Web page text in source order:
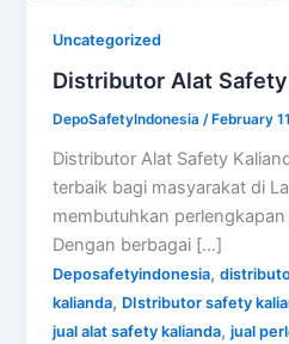
Uncategorized
Distributor Alat
DepoSafetyIndonesia/ February
Distributor Alat Safety
terbaik bagi masyarakat di
membutuhkan
Dengan berbagai […]
Deposafetyindonesia,
kalianda, DIstributor safety
jual alat safety kalianda,jual